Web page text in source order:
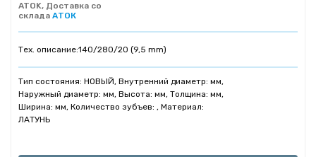
ATOK, Доставка со
склада АТОК
Тех. описание:140/280/20 (9,5 mm)
Тип состояния: НОВЫЙ, Внутренний диаметр: мм,
Наружный диаметр: мм, Высота: мм, Толщина: мм,
Ширина: мм, Количество зубъев: , Материал:
ЛАТУНЬ